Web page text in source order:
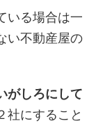
いる場合は一
い不動産屋の
がしろにして
社にすること